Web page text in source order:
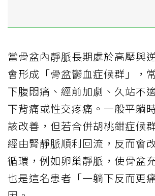
當骨盆內靜脈長期處於高壓與
會形成「骨盆鬱血症候群」，
下腹悶痛、經前加劇、久站不
下背痛或性交疼痛。一般平躺
該改善，但若合併胡桃鉗症候
經由腎靜脈順利回流，反而會
循環，例如卵巢靜脈，使骨盆
也是這名患者「一躺下反而更